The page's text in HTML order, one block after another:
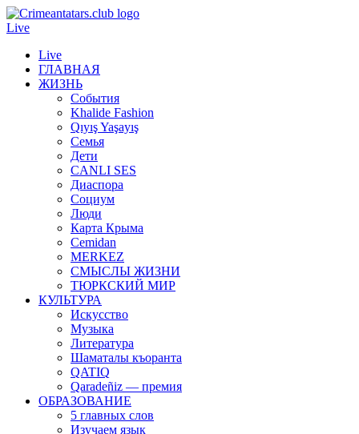
Live
Live
ГЛАВНАЯ
ЖИЗНЬ
События
Khalide Fashion
Qıyış Yaşayış
Семья
Дети
CANLI SES
Диаспора
Социум
Люди
Карта Крыма
Cemidan
МERKEZ
СМЫСЛЫ ЖИЗНИ
ТЮРКСКИЙ МИР
КУЛЬТУРА
Искусство
Музыка
Литература
Шаматалы къоранта
QATIQ
Qaradeñiz — премия
ОБРАЗОВАНИЕ
5 главных слов
Изучаем язык